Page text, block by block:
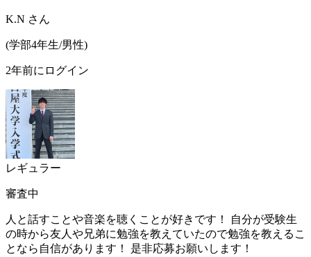
K.N さん
(学部4年生/男性)
2年前にログイン
レギュラー
審査中
人と話すことや音楽を聴くことが好きです！ 自分が受験生
の時から友人や兄弟に勉強を教えていたので勉強を教えるこ
となら自信があります！ 是非応募お願いします！